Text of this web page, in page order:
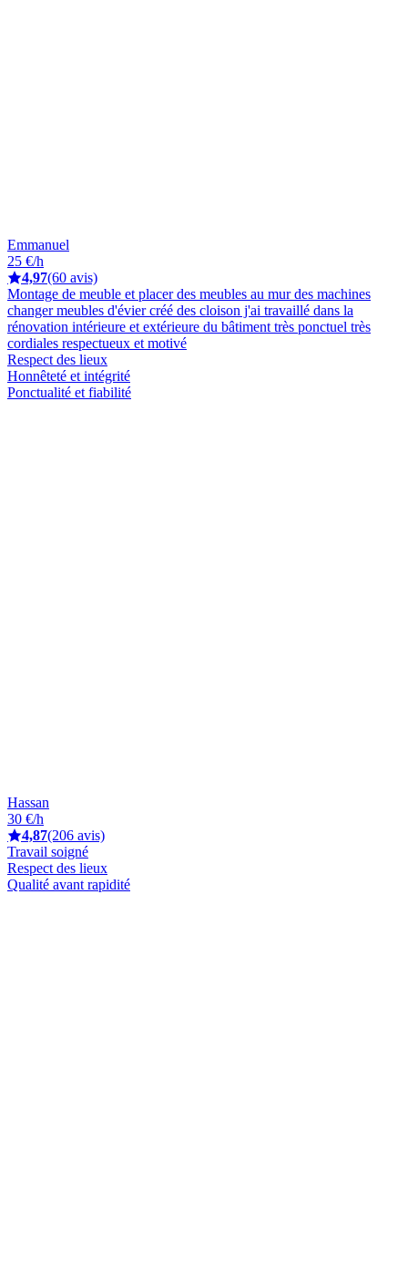
Emmanuel
25 €/h
4,97(60 avis)
Montage de meuble et placer des meubles au mur des machines
changer meubles d'évier créé des cloison j'ai travaillé dans la
rénovation intérieure et extérieure du bâtiment très ponctuel très
cordiales respectueux et motivé
Respect des lieux
Honnêteté et intégrité
Ponctualité et fiabilité
Hassan
30 €/h
4,87(206 avis)
Travail soigné
Respect des lieux
Qualité avant rapidité